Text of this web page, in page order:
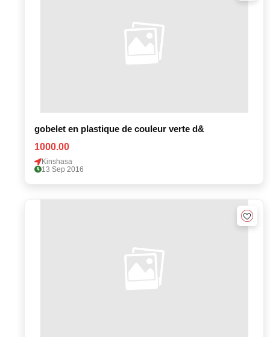
gobelet en plastique de couleur verte d&
1000.00
Kinshasa
13 Sep 2016